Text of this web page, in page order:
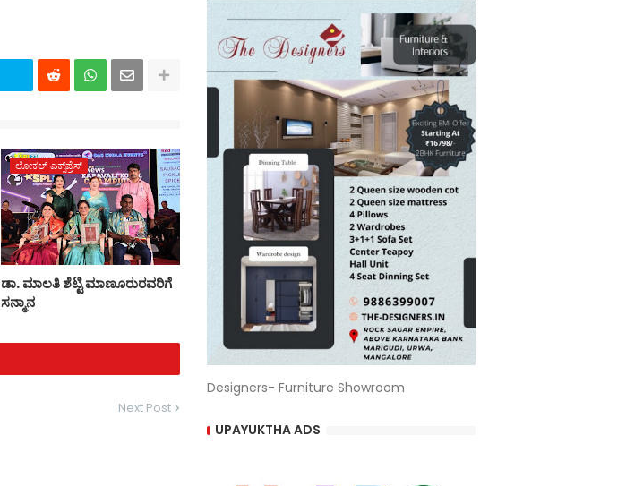
ಲೋಕಲ್ ಎಕ್ಸ್‌ಪ್ರೆಸ್
ಡಾ. ಮಾಲತಿ ಶೆಟ್ಟಿ ಮಾಣೂರುರವರಿಗೆ
ಸನ್ಮಾನ
Next Post
Designers- Furniture Showroom
UPAYUKTHA ADS